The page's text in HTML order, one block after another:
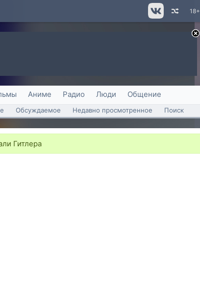
18+
Аниме Радио Люди Общение
Обсуждаемое Недавно просмотренное Поиск
Гитлера